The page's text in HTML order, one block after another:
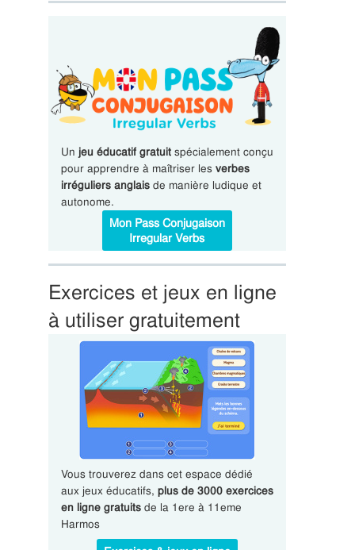
Un jeu éducatif gratuitspécialement conçu
pour apprendre à maîtriser les verbes
irréguliers anglaisde manière ludique et
autonome.
Mon Pass Conjugaison
Irregular Verbs
Exercices et jeux en ligne
à utiliser gratuitement
Vous trouverez dans cet espace dédié
aux jeux éducatifs, plus de 3000 exercices
en ligne gratuitsde la 1ere à 11eme
Harmos